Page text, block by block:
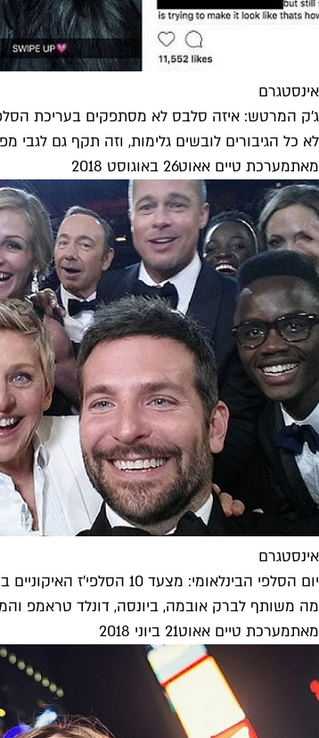
אינסטגרם
ג'ק המרטש: איזה סלבס לא מסתפקים בעריכת
לא כל הגיבורים לובשים גלימות, וזה תקף גם לגבי
מאתמערכת טיים אאוט26 באוגוסט 2018
אינסטגרם
יום הסלפי הבינלאומי: מצעד 10 הסלפי'ז האיקוניים ביותר
מה משותף לברק אובמה, ביונסה, דונלד טראמפ
מאתמערכת טיים אאוט21 ביוני 2018